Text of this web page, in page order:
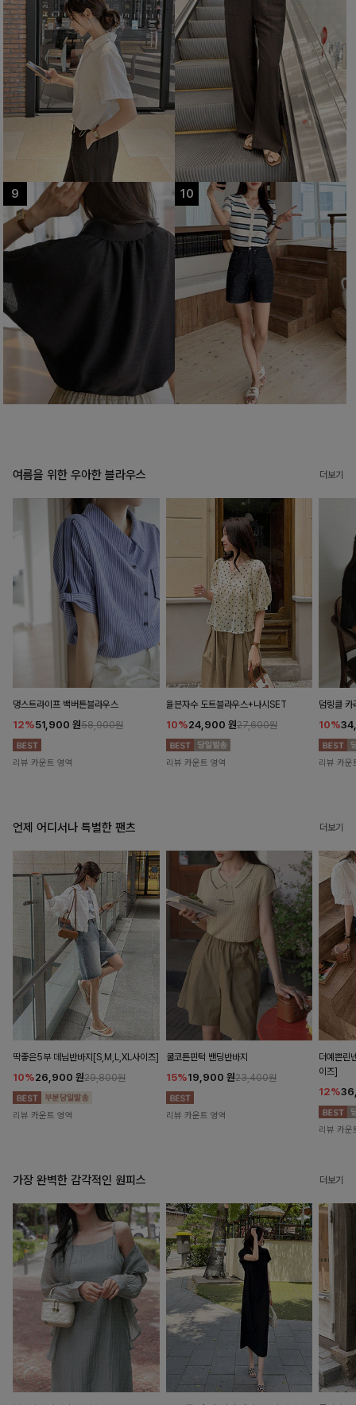
여름을 위한 우아한 블라우스 더보기
댕스트라이프 백버튼블라우스
12%51,900 원58,900원
리뷰 카운트 영역
율븐자수 도트블라우스+나시SET
10%24,900 원27,600원
리뷰 카운트 영역
덤링클 카
10%
리뷰 카운
언제 어디서나 특별한 팬츠 더보기
딱좋은5부 데님반바지[S,M,L,XL사이즈]
10%26,900 원29,800원
리뷰 카운트 영역
쿨코튼핀턱 밴딩반바지
15%19,900 원23,400원
리뷰 카운트 영역
더예쁜린
이즈]
12%
리뷰 카운
가장 완벽한 감각적인 원피스 더보기